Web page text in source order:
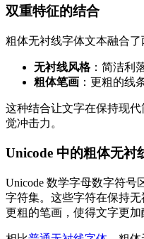
双重特征的结合
粗体无衬线字体文本融合了
无衬线风格：简洁利
粗体笔画 ：更粗的线
这种结合让文字在保持现
觉冲击力。
Unicode 中的粗体无衬
Unicode 数学字母数字符号
字符集。这些字符在保持
更粗的笔画，使得文字更加